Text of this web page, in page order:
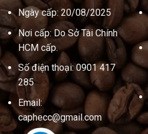
Ngày cấp: 20/08/2025
Nơi cấp: Do Sở Tài Chính
HCM cấp.
Số điện thoại: 0901 417
285
Email:
caphecc@gmail.com